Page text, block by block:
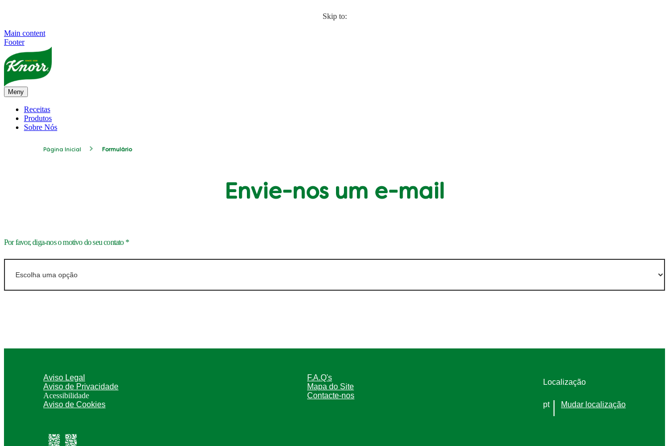
Skip to:
Main content
Footer
Meny
Receitas
Produtos
Sobre Nós
Página Inicial Formulário
Envie-nos um e-mail
Por favor, diga-nos o motivo do seu contato*
Aviso Legal
Aviso de Privacidade
Acessibilidade
Aviso de Cookies
F.A.Q's
Mapa do Site
Contacte-nos
Localização
pt Mudar localização